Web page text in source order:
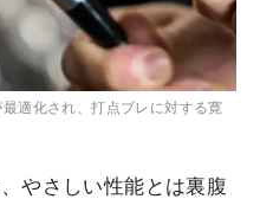
適化され、打点ブレに対する寛
やさしい性能とは裏腹